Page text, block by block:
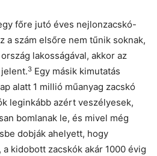
főre jutó éves nejlonzacskó-
a szám elsőre nem tűnik soknak,
lakosságával, akkor az
3 Egy másik kimutatás
alatt 1 millió műanyag zacskó
leginkább azért veszélyesek,
bomlanak le, és mivel még
dobják ahelyett, hogy
kidobott zacskók akár 1000 évig